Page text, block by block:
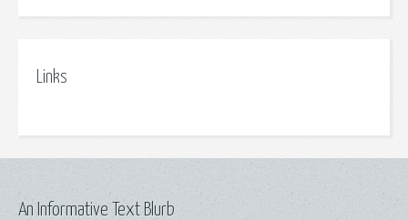
Links
An Informative Text Blurb